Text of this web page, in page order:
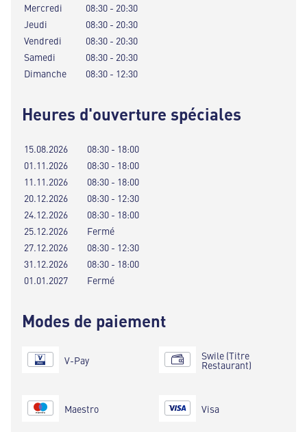
Mercredi
08:30 - 20:30
Jeudi
08:30 - 20:30
Vendredi
08:30 - 20:30
Samedi
08:30 - 20:30
Dimanche
08:30 - 12:30
Heures d'ouverture spéciales
15.08.2026
08:30 - 18:00
01.11.2026
08:30 - 18:00
11.11.2026
08:30 - 18:00
20.12.2026
08:30 - 12:30
24.12.2026
08:30 - 18:00
25.12.2026
Fermé
27.12.2026
08:30 - 12:30
31.12.2026
08:30 - 18:00
01.01.2027
Fermé
Modes de paiement
V-Pay
Maestro
Swile (Titre
Restaurant)
Visa